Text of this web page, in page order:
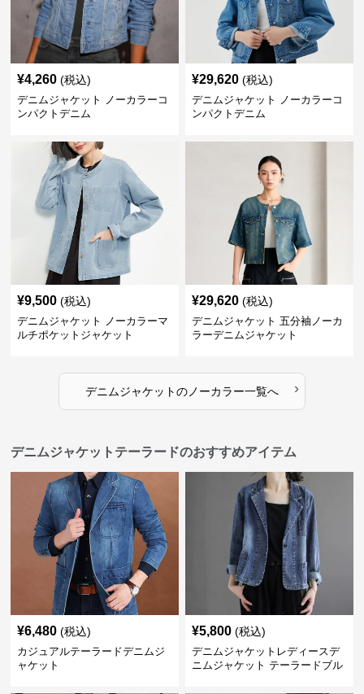
¥4,260 (税込)
デニムジャケット ノーカラーコ
ンパクトデニム
¥29,620 (税込)
デニムジャケット ノーカラーコ
ンパクトデニム
¥9,500 (税込)
デニムジャケット ノーカラーマ
ルチポケットジャケット
¥29,620 (税込)
デニムジャケット 五分袖ノーカ
ラーデニムジャケット
デニムジャケットのノーカラー一覧へ ›
デニムジャケットテーラードのおすすめアイテム
¥6,480 (税込)
カジュアルテーラードデニムジ
ャケット
¥5,800 (税込)
デニムジャケットレディースデ
ニムジャケット テーラードブル